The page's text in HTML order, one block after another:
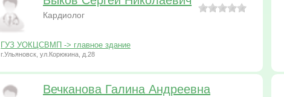
Кардиолог
ГУЗ УОКЦСВМП -> главное здание
г.Ульяновск, ул.Корюкина, д.28
Вечканова Галина Андреевна